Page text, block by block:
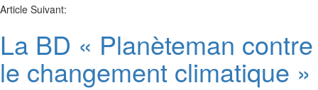
Article Suivant:
La BD « Planèteman contre
le changement climatique »